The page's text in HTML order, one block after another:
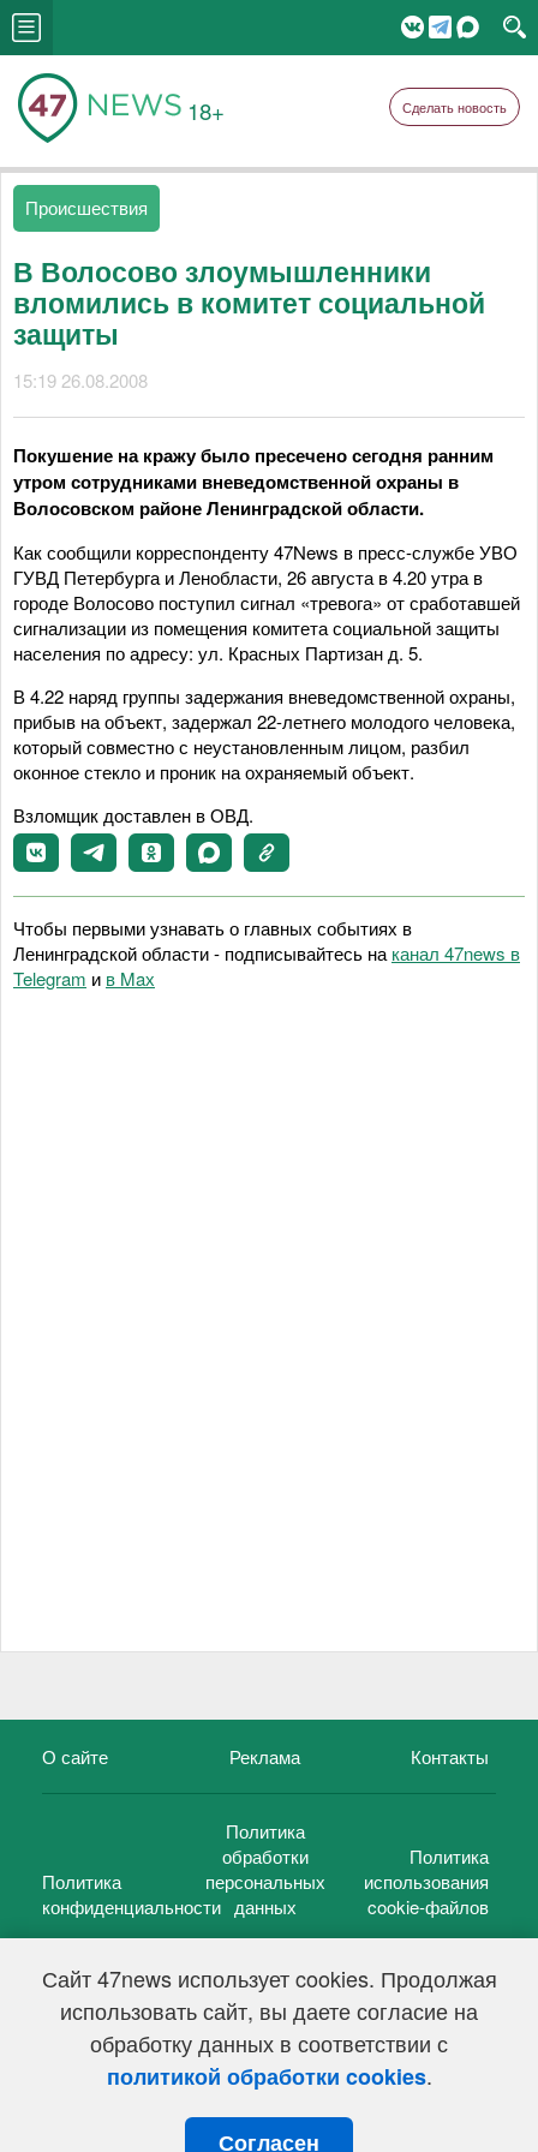
Сайт 47news использует cookies. Продолжая
использовать сайт, вы даете согласие на
обработку данных в соответствии с
политикой обработки cookies.
Согласен
18+ Сделать новость
Происшествия
В Волосово злоумышленники
вломились в комитет социальной
защиты
15:19 26.08.2008
Покушение на кражу было пресечено сегодня ранним
утром сотрудниками вневедомственной охраны в
Волосовском районе Ленинградской области.
Как сообщили корреспонденту 47News в пресс-службе УВО
ГУВД Петербурга и Ленобласти, 26 августа в 4.20 утра в
городе Волосово поступил сигнал «тревога» от сработавшей
сигнализации из помещения комитета социальной защиты
населения по адресу: ул. Красных Партизан д. 5.
В 4.22 наряд группы задержания вневедомственной охраны,
прибыв на объект, задержал 22-летнего молодого человека,
который совместно с неустановленным лицом, разбил
оконное стекло и проник на охраняемый объект.
Взломщик доставлен в ОВД.
Чтобы первыми узнавать о главных событиях в
Ленинградской области - подписывайтесь на канал 47news в
Telegram и в Maх
О сайте Реклама Контакты
Политика
конфиденциальности
Политика
обработки
персональных
данных
Политика
использования
cookie-файлов
47 новостей (47 news)2005 — 2026 г.
Свидетельство о регистрации СМИ Эл № ФС 77-39848, выдано
Федеральной службой по надзору в сфере связи,
информационных технологий и массовых коммуникаций